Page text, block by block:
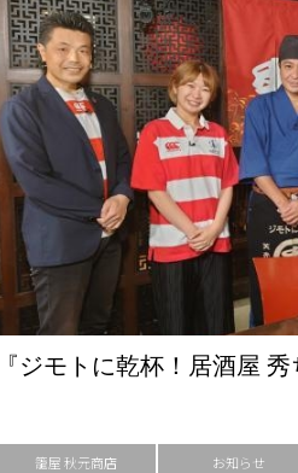
『ジモトに乾杯！居酒屋
籠屋 秋元商店 お知らせ